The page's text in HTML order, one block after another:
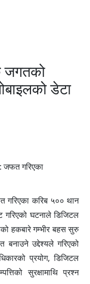
जगतको
डेटा
गरिएका करिब ५०० थान
गरिएको घटनाले डिजिटल
हकबारे गम्भीर बहस सुरु
बनाउने उद्देश्यले गरिएको
प्रयोग, डिजिटल
सुरक्षामाथि प्रश्न